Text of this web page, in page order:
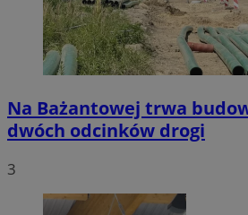
Na Bażantowej trwa
dwóch odcinków drogi
3